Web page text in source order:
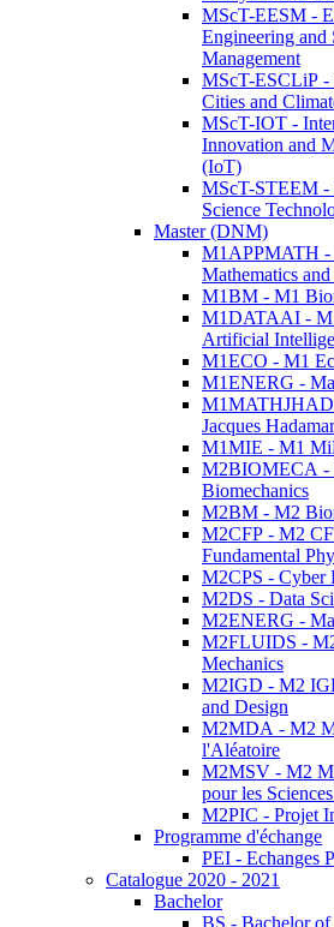
MScT-EESM -
Engineering and
Management
MScT-ESCLiP -
Cities and
MScT-IOT -
Innovation and
(IoT)
MScT-STEEM -
Science
Master (DNM)
M1APPMATH -
Mathematics and
M1BM - M1
M1DATAAI -
Artificial
M1ECO - M1
M1ENERG -
Jacques
M1MIE - M1
M2BIOMECA -
Biomechanics
M2BM - M2
M2CFP - M2
Fundamental
M2CPS - Cyber
M2DS - Data
M2ENERG -
M2FLUIDS -
Mechanics
M2IGD - M2
and Design
M2MDA - M2
l'Aléatoire
M2MSV - M2
pour les
M2PIC - Projet
Programme d'échange
PEI - Echanges
Catalogue 2020 - 2021
Bachelor
BS - Bachelor of